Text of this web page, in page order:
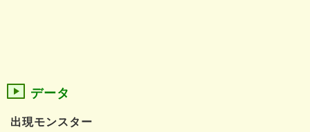
データ
出現モンスター